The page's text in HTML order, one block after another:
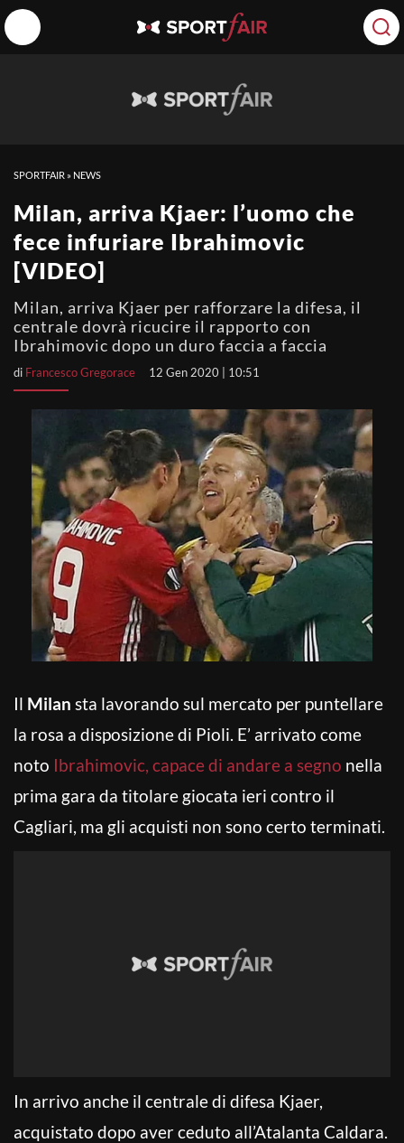
SPORTFAIR » NEWS
Milan, arriva Kjaer: l’uomo che
fece infuriare Ibrahimovic
[VIDEO]
Milan, arriva Kjaer per rafforzare la difesa, il
centrale dovrà ricucire il rapporto con
Ibrahimovic dopo un duro faccia a faccia
di Francesco Gregorace 12 Gen 2020 | 10:51
Il Milan sta lavorando sul mercato per puntellare
la rosa a disposizione di Pioli. E’ arrivato come
noto Ibrahimovic, capace di andare a segno nella
prima gara da titolare giocata ieri contro il
Cagliari, ma gli acquisti non sono certo terminati.
In arrivo anche il centrale di difesa Kjaer,
acquistato dopo aver ceduto all’Atalanta Caldara.